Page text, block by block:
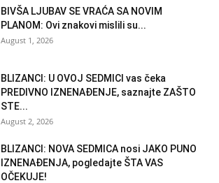
BIVŠA LJUBAV SE VRAĆA SA NOVIM
PLANOM: Ovi znakovi mislili su...
August 1, 2026
BLIZANCI: U OVOJ SEDMICI vas čeka
PREDIVNO IZNENAĐENJE, saznajte ZAŠTO
STE...
August 2, 2026
BLIZANCI: NOVA SEDMICA nosi JAKO PUNO
IZNENAĐENJA, pogledajte ŠTA VAS
OČEKUJE!